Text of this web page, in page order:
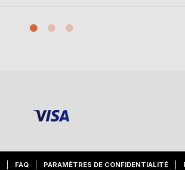
FAQ PARAMÈTRES DE CONFIDENTIALITÉ